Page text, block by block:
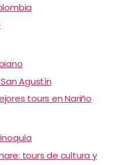
Agustín
tours en Nariño
tours de cultura y